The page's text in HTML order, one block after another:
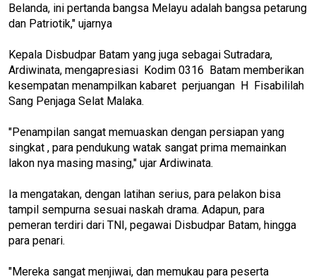
Belanda, ini pertanda bangsa Melayu adalah bangsa petarung
dan Patriotik," ujarnya
Kepala Disbudpar Batam yang juga sebagai Sutradara,
Ardiwinata, mengapresiasi Kodim 0316 Batam memberikan
kesempatan menampilkan kabaret perjuangan H Fisabililah
Sang Penjaga Selat Malaka.
"Penampilan sangat memuaskan dengan persiapan yang
singkat , para pendukung watak sangat prima memainkan
lakon nya masing masing," ujar Ardiwinata.
Ia mengatakan, dengan latihan serius, para pelakon bisa
tampil sempurna sesuai naskah drama. Adapun, para
pemeran terdiri dari TNI, pegawai Disbudpar Batam, hingga
para penari.
"Mereka sangat menjiwai, dan memukau para peserta